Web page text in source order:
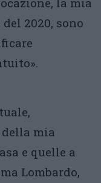
2020, sono
mia
e quelle a
Lombardo,